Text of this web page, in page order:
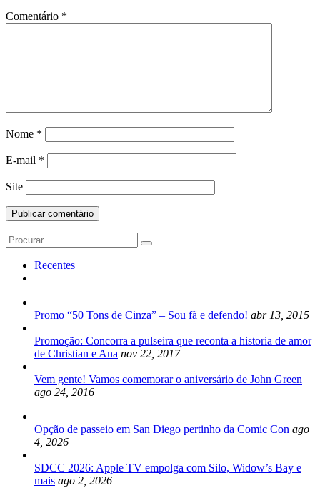
Comentário *
Nome *
E-mail *
Site
Search
for:
Recentes
Promo “50 Tons de Cinza” – Sou fã e defendo! abr 13, 2015
Promoção: Concorra a pulseira que reconta a historia de amor
de Christian e Ana nov 22, 2017
Vem gente! Vamos comemorar o aniversário de John Green
ago 24, 2016
Opção de passeio em San Diego pertinho da Comic Con ago
4, 2026
SDCC 2026: Apple TV empolga com Silo, Widow’s Bay e
mais ago 2, 2026